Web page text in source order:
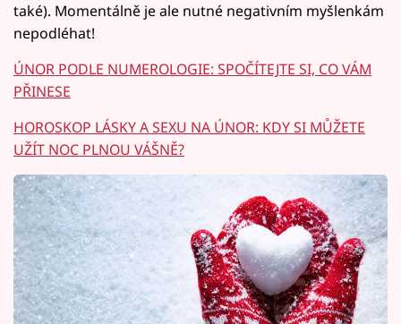
také). Momentálně je ale nutné negativním myšlenkám
nepodléhat!
ÚNOR PODLE NUMEROLOGIE: SPOČÍTEJTE SI, CO VÁM
PŘINESE
HOROSKOP LÁSKY A SEXU NA ÚNOR: KDY SI MŮŽETE
UŽÍT NOC PLNOU VÁŠNĚ?